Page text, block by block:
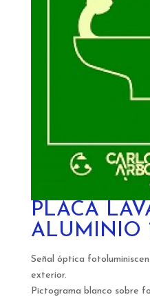
PLACA
ALUMINIO
Señal óptica
exterior.
Pictograma blanco sobre